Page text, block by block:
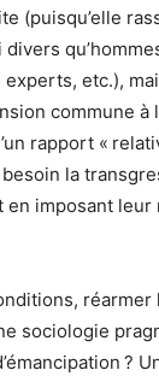
(puisqu’elle
etc.),
commune à
rapport «
la
en imposant leur
sociologie
?